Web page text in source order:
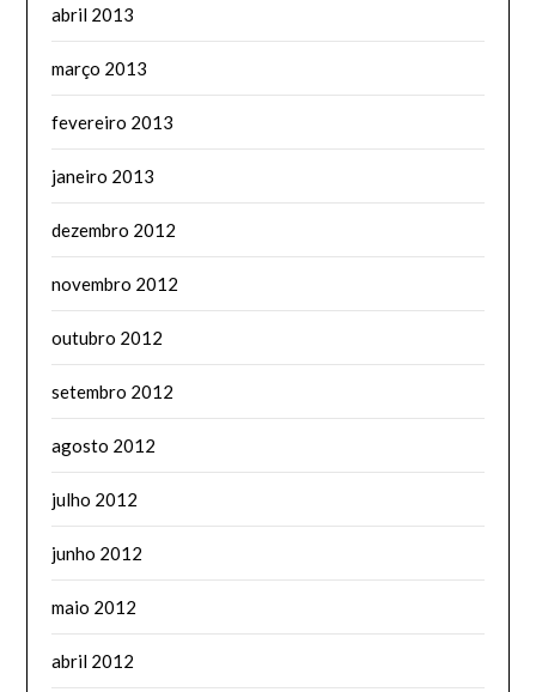
abril 2013
março 2013
fevereiro 2013
janeiro 2013
dezembro 2012
novembro 2012
outubro 2012
setembro 2012
agosto 2012
julho 2012
junho 2012
maio 2012
abril 2012